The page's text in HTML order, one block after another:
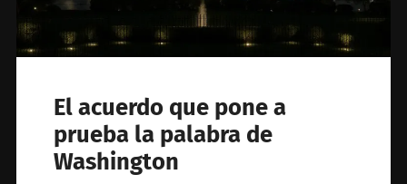
El acuerdo que pone a
prueba la palabra de
Washington